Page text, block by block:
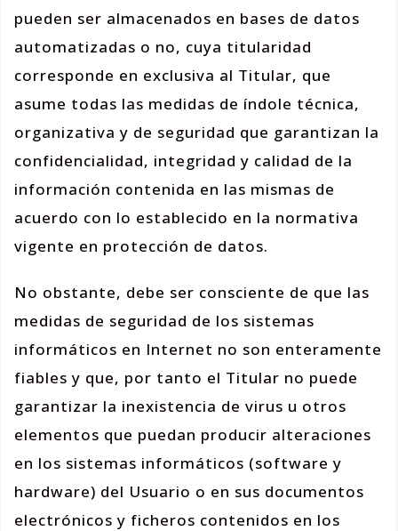
pueden ser almacenados en bases de datos
automatizadas o no, cuya titularidad
corresponde en exclusiva al Titular, que
asume todas las medidas de índole técnica,
organizativa y de seguridad que garantizan la
confidencialidad, integridad y calidad de la
información contenida en las mismas de
acuerdo con lo establecido en la normativa
vigente en protección de datos.
No obstante, debe ser consciente de que las
medidas de seguridad de los sistemas
informáticos en Internet no son enteramente
fiables y que, por tanto el Titular no puede
garantizar la inexistencia de virus u otros
elementos que puedan producir alteraciones
en los sistemas informáticos (software y
hardware) del Usuario o en sus documentos
electrónicos y ficheros contenidos en los